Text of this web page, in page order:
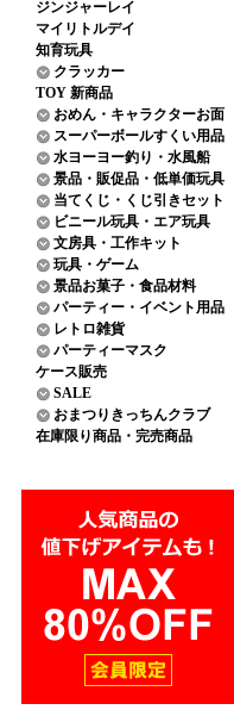
ジンジャーレイ
マイリトルデイ
知育玩具
クラッカー
TOY 新商品
おめん・キャラクターお面
スーパーボールすくい用品
水ヨーヨー釣り・水風船
景品・販促品・低単価玩具
当てくじ・くじ引きセット
ビニール玩具・エア玩具
文房具・工作キット
玩具・ゲーム
景品お菓子・食品材料
パーティー・イベント用品
レトロ雑貨
パーティーマスク
ケース販売
SALE
おまつりきっちんクラブ
在庫限り商品・完売商品